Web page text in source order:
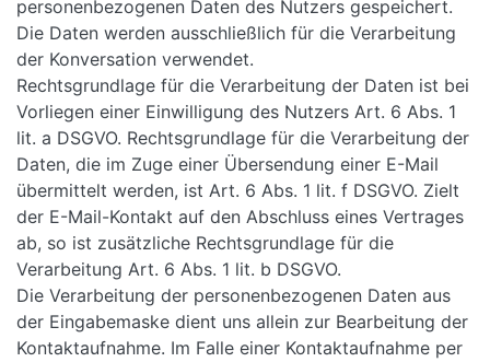
personenbezogenen Daten des Nutzers gespeichert.
Die Daten werden ausschließlich für die Verarbeitung
der Konversation verwendet.
Rechtsgrundlage für die Verarbeitung der Daten ist bei
Vorliegen einer Einwilligung des Nutzers Art. 6 Abs. 1
lit. a DSGVO. Rechtsgrundlage für die Verarbeitung der
Daten, die im Zuge einer Übersendung einer E-Mail
übermittelt werden, ist Art. 6 Abs. 1 lit. f DSGVO. Zielt
der E-Mail-Kontakt auf den Abschluss eines Vertrages
ab, so ist zusätzliche Rechtsgrundlage für die
Verarbeitung Art. 6 Abs. 1 lit. b DSGVO.
Die Verarbeitung der personenbezogenen Daten aus
der Eingabemaske dient uns allein zur Bearbeitung der
Kontaktaufnahme. Im Falle einer Kontaktaufnahme per